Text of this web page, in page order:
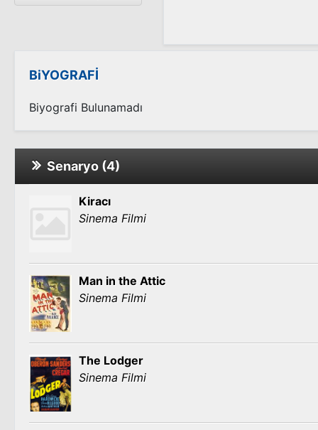
BiYOGRAFİ
Biyografi Bulunamadı
Senaryo (4)
Kiracı
Sinema Filmi
Man in the Attic
Sinema Filmi
The Lodger
Sinema Filmi